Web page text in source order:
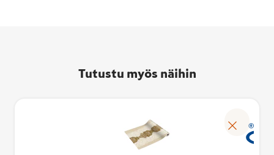
Tutustu myös näihin